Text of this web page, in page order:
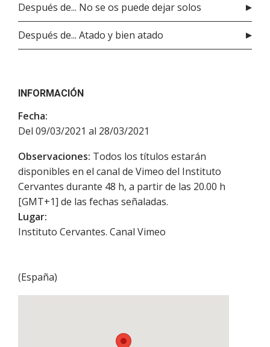
Después de... No se os puede dejar solos
Después de... Atado y bien atado
INFORMACIÓN
Fecha:
Del 09/03/2021 al 28/03/2021
Observaciones: Todos los títulos estarán
disponibles en el canal de Vimeo del Instituto
Cervantes durante 48 h, a partir de las 20.00 h
[GMT+1] de las fechas señaladas.
Lugar:
Instituto Cervantes. Canal Vimeo
(España)